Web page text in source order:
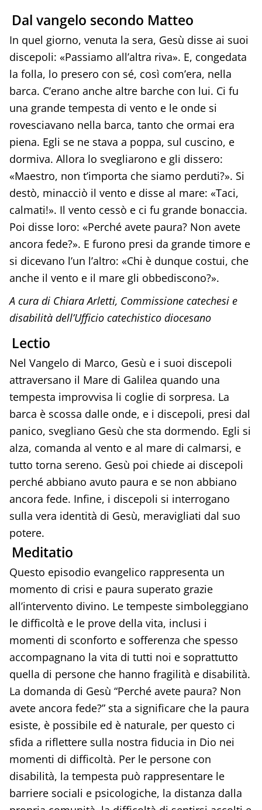
Dal vangelo secondo Matteo
In quel giorno, venuta la sera, Gesù disse ai suoi
discepoli: «Passiamo all’altra riva». E, congedata
la folla, lo presero con sé, così com’era, nella
barca. C’erano anche altre barche con lui. Ci fu
una grande tempesta di vento e le onde si
rovesciavano nella barca, tanto che ormai era
piena. Egli se ne stava a poppa, sul cuscino, e
dormiva. Allora lo svegliarono e gli dissero:
«Maestro, non t’importa che siamo perduti?». Si
destò, minacciò il vento e disse al mare: «Taci,
calmati!». Il vento cessò e ci fu grande bonaccia.
Poi disse loro: «Perché avete paura? Non avete
ancora fede?». E furono presi da grande timore e
si dicevano l’un l’altro: «Chi è dunque costui, che
anche il vento e il mare gli obbediscono?».
A cura di Chiara Arletti, Commissione catechesi e
disabilità dell’Ufficio catechistico diocesano
Lectio
Nel Vangelo di Marco, Gesù e i suoi discepoli
attraversano il Mare di Galilea quando una
tempesta improvvisa li coglie di sorpresa. La
barca è scossa dalle onde, e i discepoli, presi dal
panico, svegliano Gesù che sta dormendo. Egli si
alza, comanda al vento e al mare di calmarsi, e
tutto torna sereno. Gesù poi chiede ai discepoli
perché abbiano avuto paura e se non abbiano
ancora fede. Infine, i discepoli si interrogano
sulla vera identità di Gesù, meravigliati dal suo
potere.
Meditatio
Questo episodio evangelico rappresenta un
momento di crisi e paura superato grazie
all’intervento divino. Le tempeste simboleggiano
le difficoltà e le prove della vita, inclusi i
momenti di sconforto e sofferenza che spesso
accompagnano la vita di tutti noi e soprattutto
quella di persone che hanno fragilità e disabilità.
La domanda di Gesù “Perché avete paura? Non
avete ancora fede?” sta a significare che la paura
esiste, è possibile ed è naturale, per questo ci
sfida a riflettere sulla nostra fiducia in Dio nei
momenti di difficoltà. Per le persone con
disabilità, la tempesta può rappresentare le
barriere sociali e psicologiche, la distanza dalla